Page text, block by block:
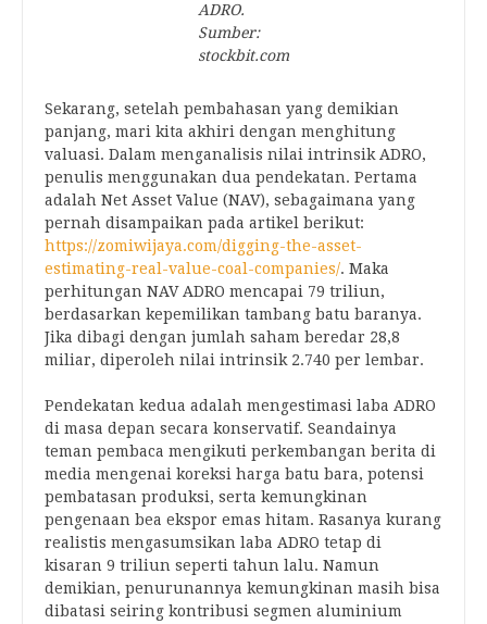
ADRO.
Sumber:
stockbit.com
Sekarang, setelah pembahasan yang demikian
panjang, mari kita akhiri dengan menghitung
valuasi. Dalam menganalisis nilai intrinsik ADRO,
penulis menggunakan dua pendekatan. Pertama
adalah Net Asset Value (NAV), sebagaimana yang
pernah disampaikan pada artikel berikut:
https://zomiwijaya.com/digging-the-asset-
estimating-real-value-coal-companies/. Maka
perhitungan NAV ADRO mencapai 79 triliun,
berdasarkan kepemilikan tambang batu baranya.
Jika dibagi dengan jumlah saham beredar 28,8
miliar, diperoleh nilai intrinsik 2.740 per lembar.
Pendekatan kedua adalah mengestimasi laba ADRO
di masa depan secara konservatif. Seandainya
teman pembaca mengikuti perkembangan berita di
media mengenai koreksi harga batu bara, potensi
pembatasan produksi, serta kemungkinan
pengenaan bea ekspor emas hitam. Rasanya kurang
realistis mengasumsikan laba ADRO tetap di
kisaran 9 triliun seperti tahun lalu. Namun
demikian, penurunannya kemungkinan masih bisa
dibatasi seiring kontribusi segmen aluminium